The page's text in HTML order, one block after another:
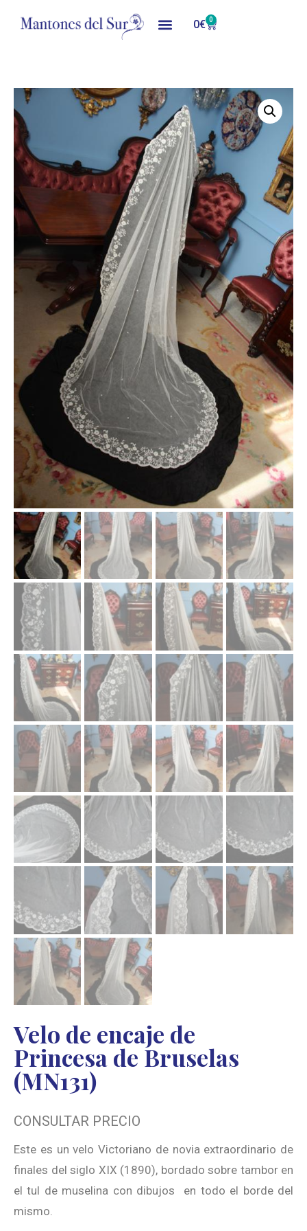
0€ 0
Velo de encaje de
Princesa de Bruselas
(MN131)
CONSULTAR PRECIO
Este es un velo Victoriano de novia extraordinario de
finales del siglo XIX (1890), bordado sobre tambor en
el tul de muselina con dibujos en todo el borde del
mismo.